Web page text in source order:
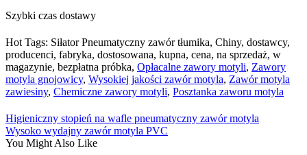
Szybki czas dostawy
Hot Tags: Siłator Pneumatyczny zawór tłumika, Chiny, dostawcy,
producenci, fabryka, dostosowana, kupna, cena, na sprzedaż, w
magazynie, bezpłatna próbka, Opłacalne zawory motyli, Zawory
motyla gnojowicy, Wysokiej jakości zawór motyla, Zawór motyla
zawiesiny, Chemiczne zawory motyli, Posztanka zaworu motyla
Higieniczny stopień na wafle pneumatyczny zawór motyla
Wysoko wydajny zawór motyla PVC
You Might Also Like